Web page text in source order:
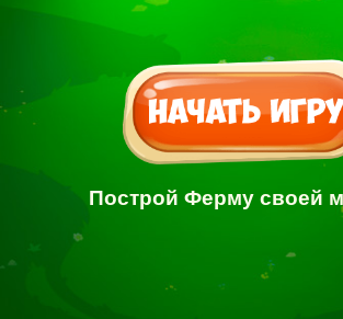
Построй Ферму своей